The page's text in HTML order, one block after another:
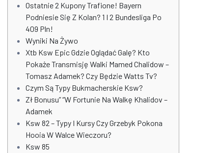
Ostatnie 2 Kupony Trafione! Bayern
Podniesie Się Z Kolan? 1 I 2 Bundesliga Po
409 Pln!
Wyniki Na Żywo
Xtb Ksw Epic Gdzie Oglądać Galę? Kto
Pokaże Transmisję Walki Mamed Chalidow –
Tomasz Adamek? Czy Będzie Watts Tv?
Czym Są Typy Bukmacherskie Ksw?
Zł Bonusu” “W Fortunie Na Walkę Khalidov –
Adamek
Ksw 82 – Typy I Kursy Czy Grzebyk Pokona
Hooia W Walce Wieczoru?
Ksw 85